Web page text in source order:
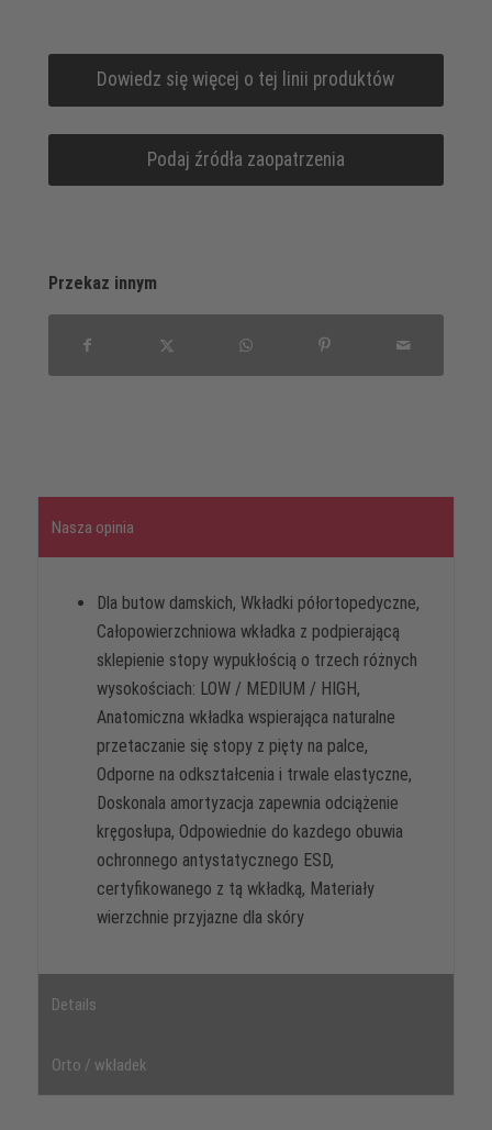
Dowiedz się więcej o tej linii produktów
Podaj źródła zaopatrzenia
Przekaz innym
Nasza opinia
Dla butow damskich, Wkładki półortopedyczne,
Całopowierzchniowa wkładka z podpierającą
sklepienie stopy wypukłością o trzech różnych
wysokościach: LOW / MEDIUM / HIGH,
Anatomiczna wkładka wspierająca naturalne
przetaczanie się stopy z pięty na palce,
Odporne na odkształcenia i trwale elastyczne,
Doskonala amortyzacja zapewnia odciążenie
kręgosłupa, Odpowiednie do kazdego obuwia
ochronnego antystatycznego ESD,
certyfikowanego z tą wkładką, Materiały
wierzchnie przyjazne dla skóry
Details
Orto / wkładek